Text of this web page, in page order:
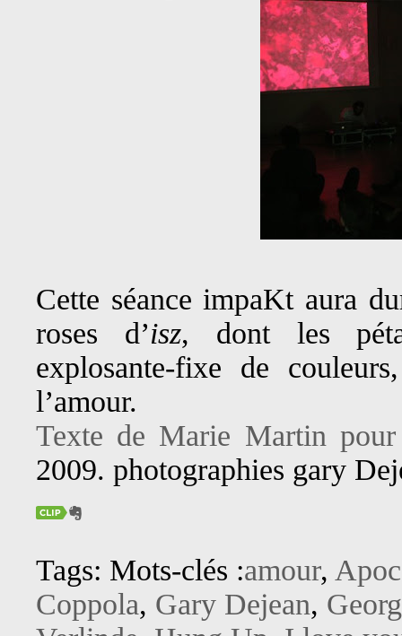
Cette séance impaKt aura
roses d’isz, dont les
explosante-fixe de
l’amour.
Texte de Marie Martin
2009. photographies gary
Tags: Mots-clés :amour,
Coppola, Gary Dejean,